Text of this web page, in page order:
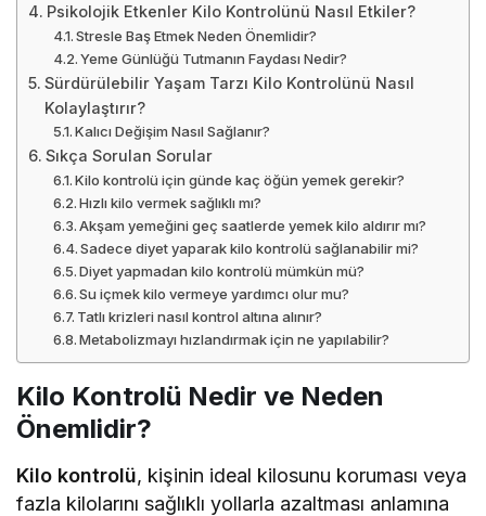
Psikolojik Etkenler Kilo Kontrolünü Nasıl Etkiler?
Stresle Baş Etmek Neden Önemlidir?
Yeme Günlüğü Tutmanın Faydası Nedir?
Sürdürülebilir Yaşam Tarzı Kilo Kontrolünü Nasıl
Kolaylaştırır?
Kalıcı Değişim Nasıl Sağlanır?
Sıkça Sorulan Sorular
Kilo kontrolü için günde kaç öğün yemek gerekir?
Hızlı kilo vermek sağlıklı mı?
Akşam yemeğini geç saatlerde yemek kilo aldırır mı?
Sadece diyet yaparak kilo kontrolü sağlanabilir mi?
Diyet yapmadan kilo kontrolü mümkün mü?
Su içmek kilo vermeye yardımcı olur mu?
Tatlı krizleri nasıl kontrol altına alınır?
Metabolizmayı hızlandırmak için ne yapılabilir?
Kilo Kontrolü Nedir ve Neden
Önemlidir?
Kilo kontrolü, kişinin ideal kilosunu koruması veya
fazla kilolarını sağlıklı yollarla azaltması anlamına